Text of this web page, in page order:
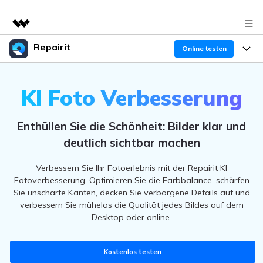
Top-Produkte
Dienstprogramme
Überblick
Über uns
Support
Repairit Online testen
Desktop
Online
Funktionen
Warum Repairit
Experte für Datenreparatur
Weitere Produkte
Ressourcen
Dateiprobleme lösen
Computerprobleme lösen
Geräteprobleme lösen
Preis
Für die professionelle, KI-gestützte Reparatur von
Sign In
KI Foto Verbesserung
Enthüllen Sie die Schönheit: Bilder klar und
deutlich sichtbar machen
Verbessern Sie Ihr Fotoerlebnis mit der Repairit KI
Fotoverbesserung. Optimieren Sie die Farbbalance, schärfen
Sie unscharfe Kanten, decken Sie verborgene Details auf und
verbessern Sie mühelos die Qualität jedes Bildes auf dem
Desktop oder online.
Kostenlos testen